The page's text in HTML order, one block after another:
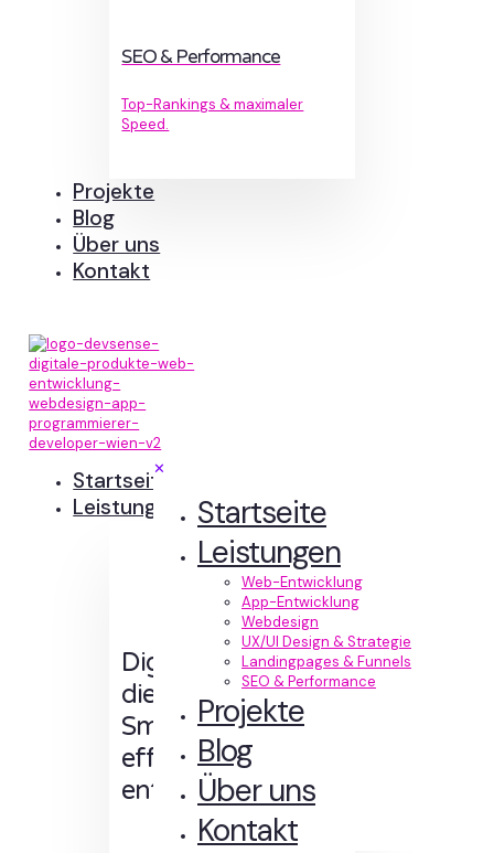
SEO & Performance
Top-Rankings & maximaler
Speed.
Projekte
Blog
Über uns
Kontakt
✕
Startseite
Leistungen
Web-Entwicklung
App-Entwicklung
Webdesign
UX/UI Design & Strategie
Landingpages & Funnels
SEO & Performance
Projekte
Blog
Über uns
Kontakt
Startseite
Leistungen
Digitale Erlebnisse,
die Sinn machen.
Smart designt und
effizient
entwickelt.